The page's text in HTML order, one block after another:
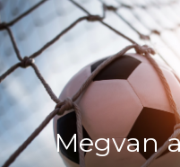
Megvan